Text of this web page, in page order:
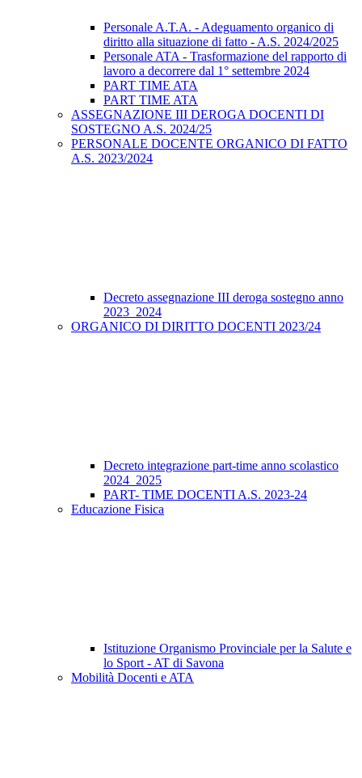
Personale A.T.A. - Adeguamento organico di
diritto alla situazione di fatto - A.S. 2024/2025
Personale ATA - Trasformazione del rapporto di
lavoro a decorrere dal 1° settembre 2024
PART TIME ATA
PART TIME ATA
ASSEGNAZIONE III DEROGA DOCENTI DI
SOSTEGNO A.S. 2024/25
PERSONALE DOCENTE ORGANICO DI FATTO
A.S. 2023/2024
Decreto assegnazione III deroga sostegno anno
2023_2024
ORGANICO DI DIRITTO DOCENTI 2023/24
Decreto integrazione part-time anno scolastico
2024_2025
PART- TIME DOCENTI A.S. 2023-24
Educazione Fisica
Istituzione Organismo Provinciale per la Salute e
lo Sport - AT di Savona
Mobilità Docenti e ATA